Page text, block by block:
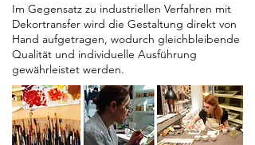
Im Gegensatz zu industriellen Verfahren mit
Dekortransfer wird die Gestaltung direkt von
Hand aufgetragen, wodurch gleichbleibende
Qualität und individuelle Ausführung
gewährleistet werden.